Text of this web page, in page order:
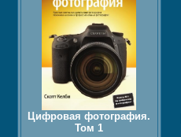
Цифровая фотография.
Том 1